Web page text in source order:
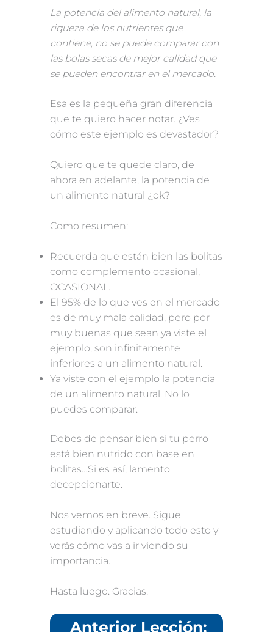
La potencia del alimento natural, la
riqueza de los nutrientes que
contiene, no se puede comparar con
las bolas secas de mejor calidad que
se pueden encontrar en el mercado.
Esa es la pequeña gran diferencia
que te quiero hacer notar. ¿Ves
cómo este ejemplo es devastador?
Quiero que te quede claro, de
ahora en adelante, la potencia de
un alimento natural ¿ok?
Como resumen:
Recuerda que están bien las bolitas
como complemento ocasional,
OCASIONAL.
El 95% de lo que ves en el mercado
es de muy mala calidad, pero por
muy buenas que sean ya viste el
ejemplo, son infinitamente
inferiores a un alimento natural.
Ya viste con el ejemplo la potencia
de un alimento natural. No lo
puedes comparar.
Debes de pensar bien si tu perro
está bien nutrido con base en
bolitas…Si es así, lamento
decepcionarte.
Nos vemos en breve. Sigue
estudiando y aplicando todo esto y
verás cómo vas a ir viendo su
importancia.
Hasta luego. Gracias.
Anterior Lección: